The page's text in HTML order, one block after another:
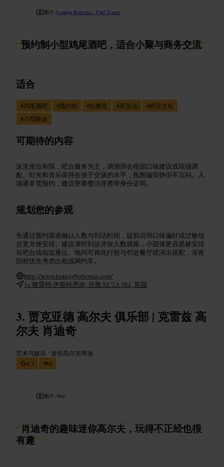
图片 /Lounge Bohemia - Paul Tvaroh
“预约制小型鸡尾酒吧，适合小聚与商务交流”
适合
#鸡尾酒吧 #预约制 #白教堂 #夜生活 #吧台文化
#小型聚会
可期待的内容
这里座位有限，吧台服务为主，调酒师会根据口味建议或现场调
配。灯光和音乐保持在便于交谈的水平，氛围偏安静但不沉闷。入
场通常需预约，建议穿着整洁并携带身份证明。
规划您的参观
先通过预约渠道确认人数与到访时间，提前说明口味偏好或过敏信
息更方便安排。建议准时到达并按人数就座，小团体更容易被安排
在吧台或临近座位。晚间可将此行程与邻近餐厅或演出搭配，深夜
回程优先考虑出租或网约车。
http://www.loungebohemia.com/
1e 格雷特·伊斯特恩街, 伦敦 EC2A 3EJ, 英国
贾克亚德 高尔夫 俱乐部 | 克雷兹 高
尔夫 肖迪奇
艺术与娱乐 • 迷你高尔夫球场
4.3
4
图片 /Web
“肖迪奇的趣味迷你高尔夫，玩得不正经也很
有趣”